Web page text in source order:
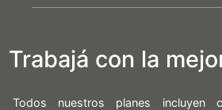
Trabajá con la
Todos nuestros planes incluyen